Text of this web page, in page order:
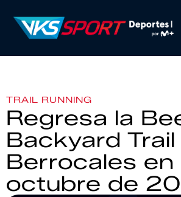
TRAIL RUNNING
Regresa la
Backyard Trail
Berrocales en
octubre de